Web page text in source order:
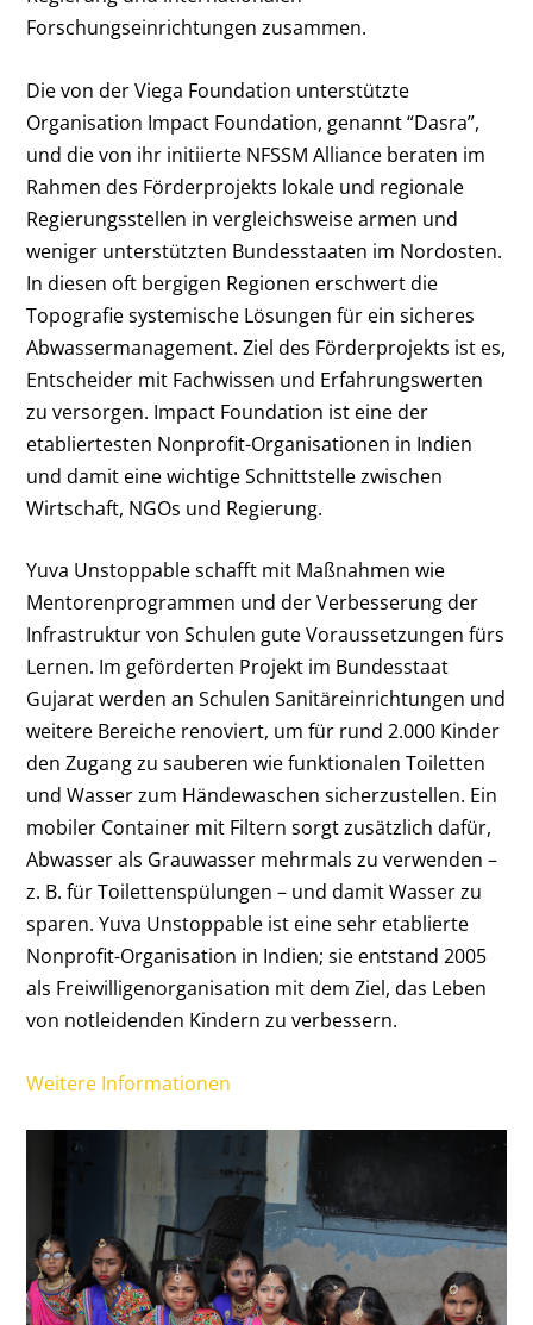
Forschungseinrichtungen zusammen.
Die von der Viega Foundation unterstützte
Organisation Impact Foundation, genannt “Dasra”,
und die von ihr initiierte NFSSM Alliance beraten im
Rahmen des Förderprojekts lokale und regionale
Regierungsstellen in vergleichsweise armen und
weniger unterstützten Bundesstaaten im Nordosten.
In diesen oft bergigen Regionen erschwert die
Topografie systemische Lösungen für ein sicheres
Abwassermanagement. Ziel des Förderprojekts ist es,
Entscheider mit Fachwissen und Erfahrungswerten
zu versorgen. Impact Foundation ist eine der
etabliertesten Nonprofit-Organisationen in Indien
und damit eine wichtige Schnittstelle zwischen
Wirtschaft, NGOs und Regierung.
Yuva Unstoppable schafft mit Maßnahmen wie
Mentorenprogrammen und der Verbesserung der
Infrastruktur von Schulen gute Voraussetzungen fürs
Lernen. Im geförderten Projekt im Bundesstaat
Gujarat werden an Schulen Sanitäreinrichtungen und
weitere Bereiche renoviert, um für rund 2.000 Kinder
den Zugang zu sauberen wie funktionalen Toiletten
und Wasser zum Händewaschen sicherzustellen. Ein
mobiler Container mit Filtern sorgt zusätzlich dafür,
Abwasser als Grauwasser mehrmals zu verwenden –
z. B. für Toilettenspülungen – und damit Wasser zu
sparen. Yuva Unstoppable ist eine sehr etablierte
Nonprofit-Organisation in Indien; sie entstand 2005
als Freiwilligenorganisation mit dem Ziel, das Leben
von notleidenden Kindern zu verbessern.
Weitere Informationen